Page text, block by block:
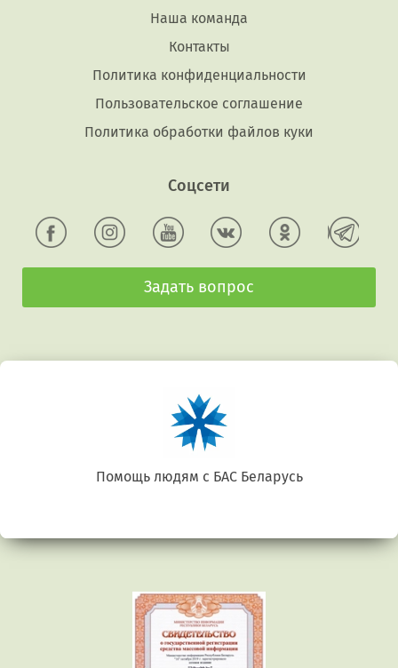
Наша команда
Контакты
Политика конфиденциальности
Пользовательское соглашение
Политика обработки файлов куки
Соцсети
Задать вопрос
Беларусь. Gluten free
Предыдущий